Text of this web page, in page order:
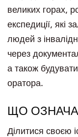
великих горах,
експедиції, які
людей з
через
а також
оратора.
ЩО
Ділитися своєю